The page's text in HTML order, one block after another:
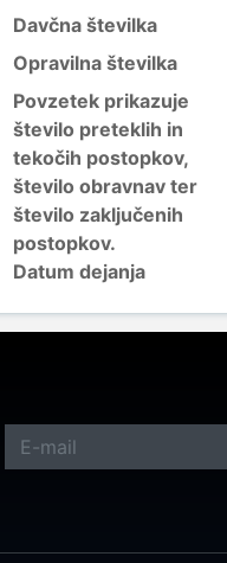
Davčna številka
Opravilna številka
Povzetek prikazuje
število preteklih in
tekočih postopkov,
število obravnav ter
število zaključenih
postopkov.
Datum dejanja